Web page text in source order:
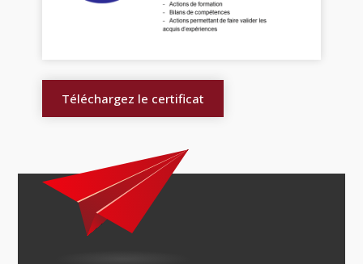
Téléchargez le certificat